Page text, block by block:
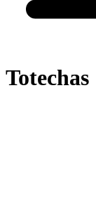
Totechas